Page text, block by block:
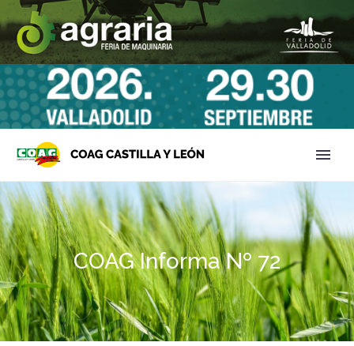
COAG Informa Nº 72